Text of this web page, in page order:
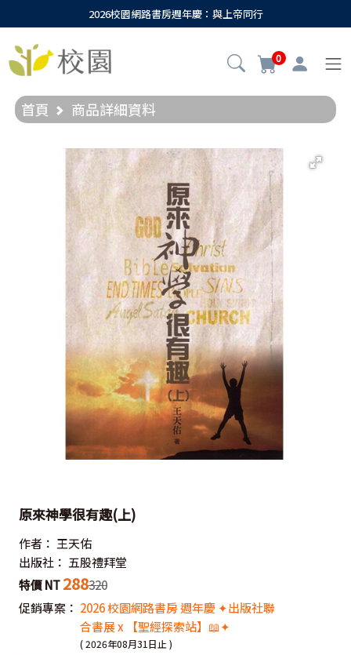
2026校園網路書房週年慶：與上帝同行
0
首頁 商品詳細資料
原來神學很有趣(上)
作者： 王天佑
出版社： 五股禮拜堂
特價 NT 288320
促銷專案： 2026 校園網路書房 週年慶 ✦出版社聯
合書展 x 【聖經探索站】📖✦
( 2026年08月31日止 )